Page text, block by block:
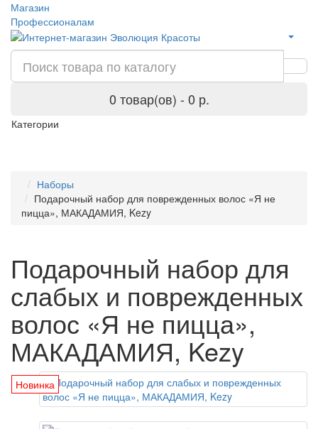
Магазин
Профессионалам
0 товар(ов) - 0 р.
Категории
Наборы
Подарочный набор для поврежденных волос «Я не
пицца», МАКАДАМИЯ, Kezy
Подарочный набор для
слабых и поврежденных
волос «Я не пицца»,
МАКАДАМИЯ, Kezy
Новинка